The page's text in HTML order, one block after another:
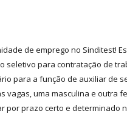
de emprego no Sinditest!
seletivo para contratação de
para a função de auxiliar de
vagas, uma masculina e outra
por prazo certo e determinado